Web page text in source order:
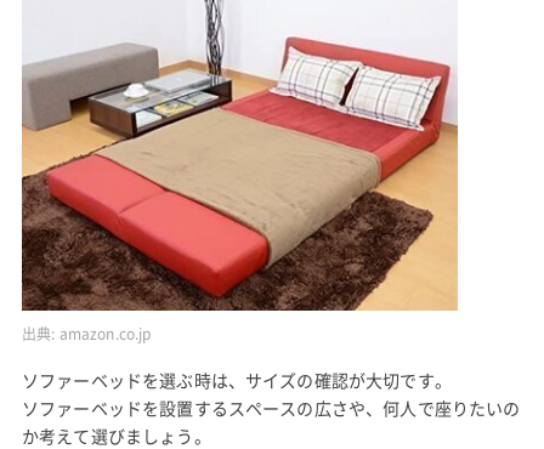
出典: amazon.co.jp
ソファーベッドを選ぶ時は、サイズの確認が大切です。
ソファーベッドを設置するスペースの広さや、何人で座りたいの
か考えて選びましょう。